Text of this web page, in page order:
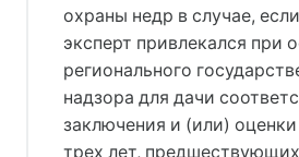
охраны недр в случае,
эксперт привлекался при
регионального
надзора для дачи
заключения и (или)
трех лет,